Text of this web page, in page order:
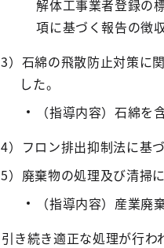
解体工事業者登録の
項に基づく報告の徴
3）石綿の飛散防止対策に
した。
（指導内容）石綿
4）フロン排出抑制法に基
5）廃棄物の処理及び清掃
（指導内容）産業
引き続き適正な処理が行わ